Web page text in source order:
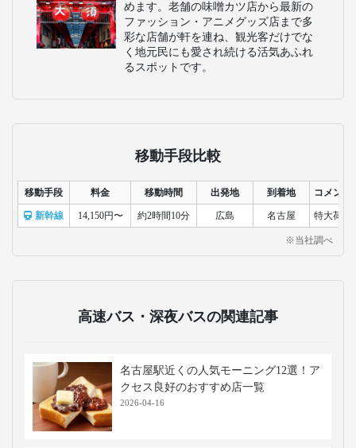
めます。老舗の味噌カツ店から最新の
ファッション・アニメグッズ店まで多
彩な店舗が軒を連ね、観光客だけでな
く地元民にも愛され続ける活気あふれ
るスポットです。
移動手段比較
移動手段 料金 移動時間 出発地 到着地 コメント
新幹線 14,150円〜 約2時間10分 広島 名古屋 特大荷物
※当社調べ
高速バス・深夜バスの関連記事
名古屋駅近くの人気モーニング12選！ア
クセス良好のおすすめ店一覧
2026-04-16